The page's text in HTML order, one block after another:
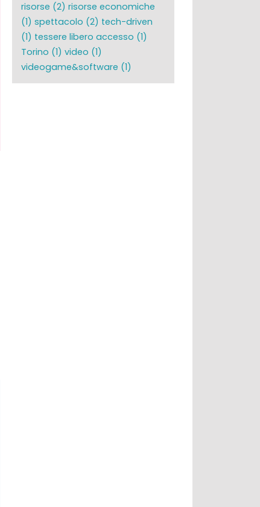
risorse (2) risorse economiche
(1) spettacolo (2) tech-driven
(1) tessere libero accesso (1)
Torino (1) video (1)
videogame&software (1)